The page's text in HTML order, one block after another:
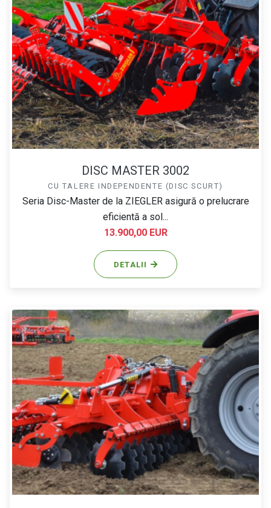
DISC MASTER 3002
CU TALERE INDEPENDENTE (DISC SCURT)
Seria Disc-Master de la ZIEGLER asigură o prelucrare
eficientă a sol...
13.900,00 EUR
DETALII